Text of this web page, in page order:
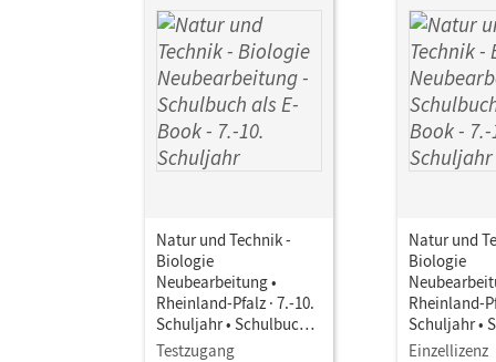
Natur und Technik -
Biologie
Neubearbeitung •
Rheinland-Pfalz · 7.-10.
Schuljahr • Schulbuch
als E-Book
Testzugang
Natur und
Biologie
Rheinland-
Schuljahr •
als E-Book
Einzellizenz